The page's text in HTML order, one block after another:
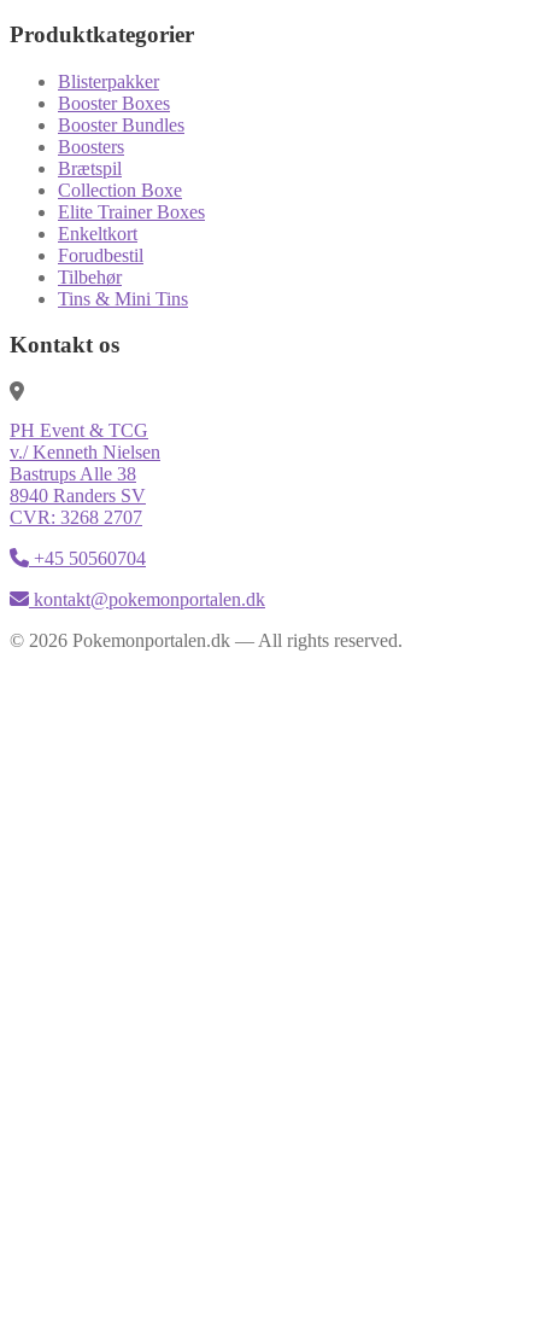
Produktkategorier
Blisterpakker
Booster Boxes
Booster Bundles
Boosters
Brætspil
Collection Boxe
Elite Trainer Boxes
Enkeltkort
Forudbestil
Tilbehør
Tins & Mini Tins
Kontakt os
PH Event & TCG
v./ Kenneth Nielsen
Bastrups Alle 38
8940 Randers SV
CVR: 3268 2707
+45 50560704
kontakt@pokemonportalen.dk
© 2026 Pokemonportalen.dk — All rights reserved.